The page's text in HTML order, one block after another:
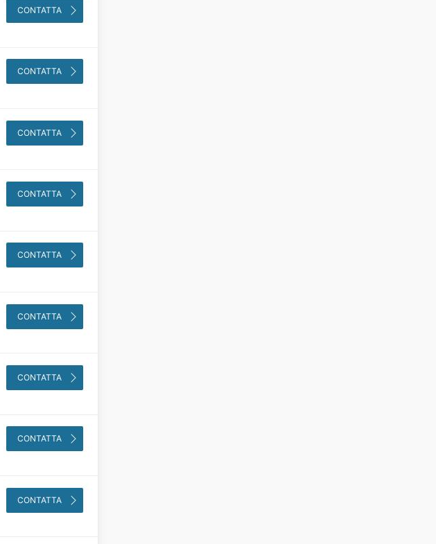
CONTATTA
CONTATTA
CONTATTA
CONTATTA
CONTATTA
CONTATTA
CONTATTA
CONTATTA
CONTATTA